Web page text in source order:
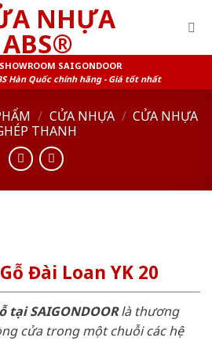
SAIGONDOOR
Hàn Quốc chính hãng - Giá tốt nhất
/ CỬA NHỰA / CỬA NHỰA
THANH
Đài Loan YK 20
tại SAIGONDOORlà thương
cửa trong một chuỗi các hệ